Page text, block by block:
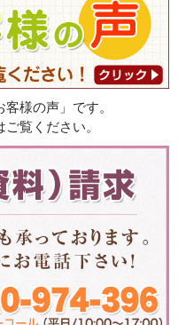
様の声」です。
覧ください。